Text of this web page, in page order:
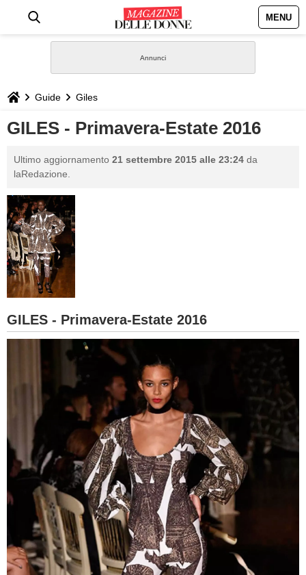
MENU
STILE
BIOGRAFIE
GASTRONOMIA
CAPELLI
SESSO
BAMBINO
FORUM
Guide Giles
GILES - Primavera-Estate 2016
Ultimo aggiornamento 21 settembre 2015 alle 23:24 da
laRedazione.
GILES - Primavera-Estate 2016